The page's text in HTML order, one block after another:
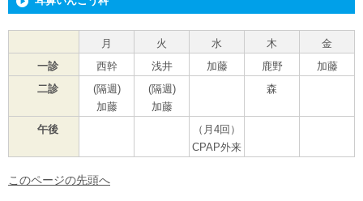
月 火 水 木
金
一診
西幹 浅井 加藤 鹿野
加藤
二診
(隔週)
加藤
(隔週)
加藤
森
午後
（月4回）
CPAP外来
このページの先頭へ